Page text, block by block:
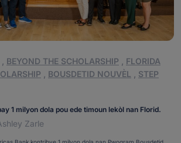
BEYOND THE SCHOLARSHIP
FLORIDA
BOUSDETID NOUVÈL
STEP
1 milyon dola pou ede timoun lekòl nan Florid.
Zarle